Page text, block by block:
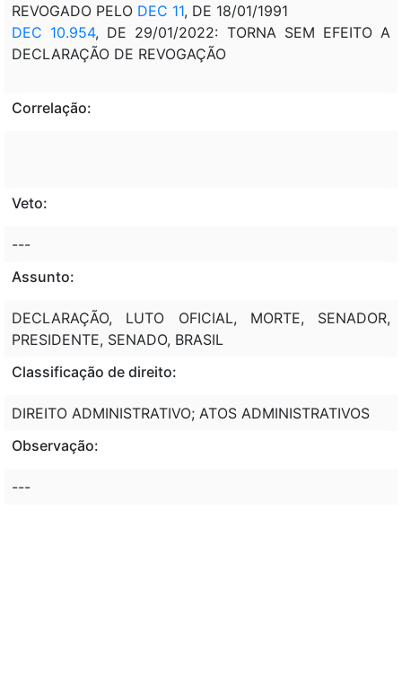
REVOGADO PELO DEC 11, DE 18/01/1991
DEC 10.954, DE 29/01/2022: TORNA SEM EFEITO A
DECLARAÇÃO DE REVOGAÇÃO
Correlação:
Veto:
---
Assunto:
DECLARAÇÃO, LUTO OFICIAL, MORTE, SENADOR,
PRESIDENTE, SENADO, BRASIL
Classificação de direito:
DIREITO ADMINISTRATIVO; ATOS ADMINISTRATIVOS
Observação:
---